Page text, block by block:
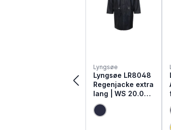
Lyngsøe
Lyngsøe LR8048
Regenjacke extra
lang | WS 20.000
mm